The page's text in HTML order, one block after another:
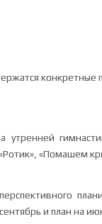
конкретные
утренней
«Помашем
и план на